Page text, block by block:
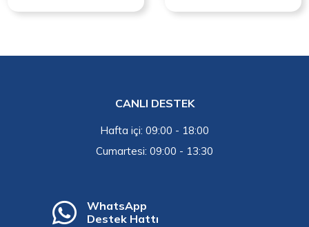
CANLI DESTEK
Hafta içi: 09:00 - 18:00
Cumartesi: 09:00 - 13:30
WhatsApp
Destek Hattı